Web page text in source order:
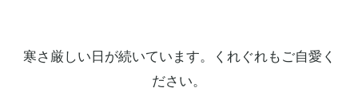
寒さ厳しい日が続いています。くれぐれもご自愛く
ださい。